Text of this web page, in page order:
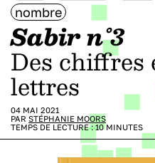
nombre
Sabir n°3
Des chiffres et des
lettres
04 MAI 2021
PAR STÉPHANIE MOORS
TEMPS DE LECTURE :10 MINUTES